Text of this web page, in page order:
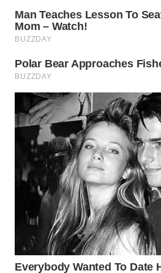
LAWAS
SUMEDANG
WN
CIANJUR
WN
KEPULAUAN
SERIBU
WN
TANGERANG
WN
BINJAI